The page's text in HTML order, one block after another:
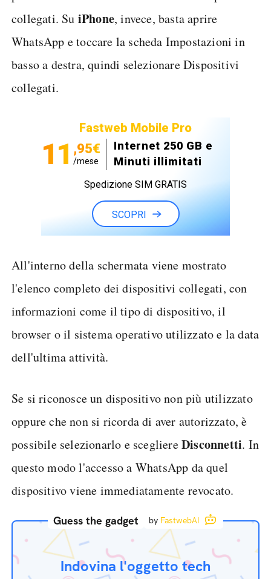
collegati. Su iPhone, invece, basta aprire
WhatsApp e toccare la scheda Impostazioni in
basso a destra, quindi selezionare Dispositivi
collegati.
Fastweb Mobile Pro
11 ,95€
/mese
Internet 250 GB e
Minuti illimitati
Spedizione SIM GRATIS
SCOPRI
All'interno della schermata viene mostrato
l'elenco completo dei dispositivi collegati, con
informazioni come il tipo di dispositivo, il
browser o il sistema operativo utilizzato e la data
dell'ultima attività.
Se si riconosce un dispositivo non più utilizzato
oppure che non si ricorda di aver autorizzato, è
possibile selezionarlo e scegliereDisconnetti. In
questo modo l'accesso a WhatsApp da quel
dispositivo viene immediatamente revocato.
Guess the gadget by FastwebAI
Indovina l'oggetto tech